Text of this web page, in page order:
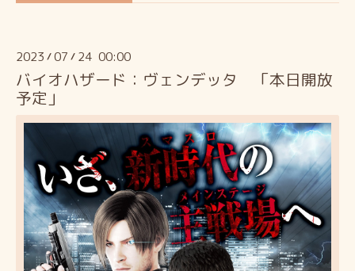
2023 /07 / 24 00:00
バイオハザード：ヴェンデッタ 「本日開放
予定」